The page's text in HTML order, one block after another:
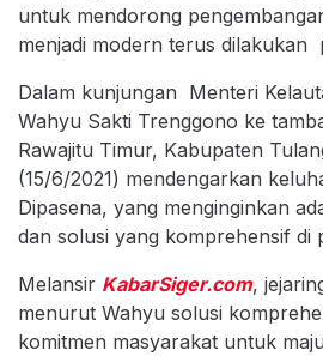
untuk mendorong
menjadi modern terus dilakukan
Dalam kunjungan Menteri
Wahyu Sakti Trenggono ke
Rawajitu Timur, Kabupaten
(15/6/2021) mendengarkan
Dipasena, yang menginginkan
dan solusi yang komprehensif di
Melansir KabarSiger.com,
menurut Wahyu solusi
komitmen masyarakat untuk